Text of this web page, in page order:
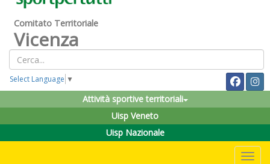
Comitato Territoriale
Vicenza
Select Language ▼
Attività sportive territoriali
Uisp Veneto
Uisp Nazionale